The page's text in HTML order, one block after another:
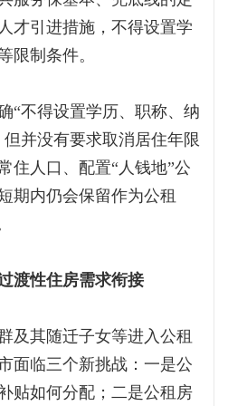
才引进措施，不得设置学
限制条件。
“不得设置学历、职称、纳
并没有要求取消居住年限
住人口、配置“人钱地”公
期内仍会保留作为公租
渡性住房需求衔接
及其随迁子女等进入公租
面临三个新挑战：一是公
贴如何分配；二是公租房